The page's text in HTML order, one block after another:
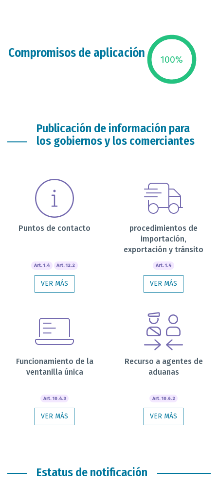
Compromisos de aplicación 100%
Publicación de información para
los gobiernos y los comerciantes
Puntos de contacto
Art. 1.4 Art. 12.2
VER MÁS
procedimientos de
importación,
exportación y tránsito
Art. 1.4
VER MÁS
Funcionamiento de la
ventanilla única
Art. 10.4.3
VER MÁS
Recurso a agentes de
aduanas
Art. 10.6.2
VER MÁS
Estatus de notificación